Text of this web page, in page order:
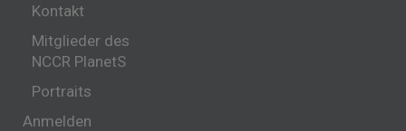
Kontakt
Mitglieder des
NCCR PlanetS
Portraits
Anmelden